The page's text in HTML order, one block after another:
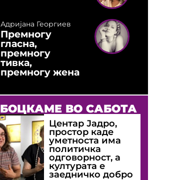
Адријана Георгиев
Премногу
гласна,
премногу
тивка,
премногу жена
БОЦКАМЕ ВО САБОТА
Центар Јадро,
простор каде
уметноста има
политичка
одговорност, а
културата е
заедничко добро